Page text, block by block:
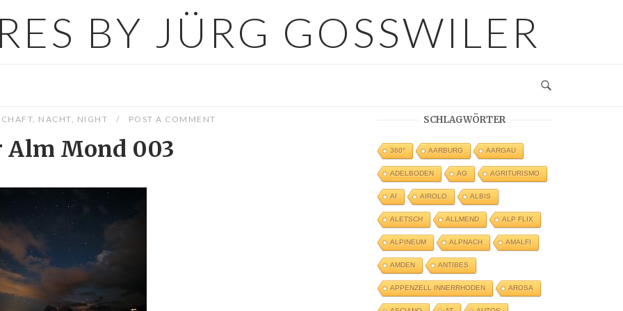
BY JÜRG GOSSWILER
, NACHT, NIGHT POST A COMMENT
Alm Mond 003
SCHLAGWÖRTER
360° AARBURG AARGAU
ADELBODEN AG AGRITURISMO
AI AIROLO ALBIS
ALETSCH ALLMEND ALP FLIX
ALPINEUM ALPNACH AMALFI
AMDEN ANTIBES
APPENZELL INNERRHODEN AROSA